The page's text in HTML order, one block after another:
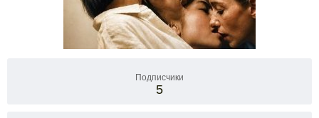
Подписчики
5